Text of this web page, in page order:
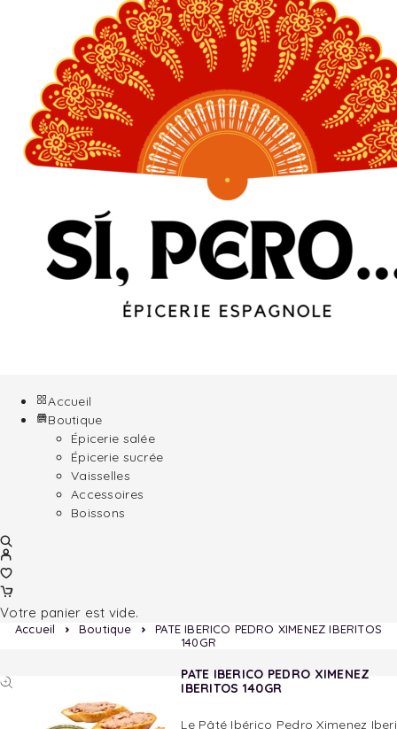
Accueil
Boutique
Épicerie salée
Épicerie sucrée
Vaisselles
Accessoires
Boissons
Votre panier est vide.
Accueil Boutique
PATE IBERICO PEDRO XIMENEZ IBERITOS
140GR
PATE IBERICO PEDRO XIMENEZ
IBERITOS 140GR
Le Pâté Ibérico Pedro Ximenez